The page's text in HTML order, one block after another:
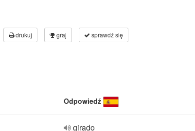
drukuj graj sprawdź się
Odpowiedź
girado